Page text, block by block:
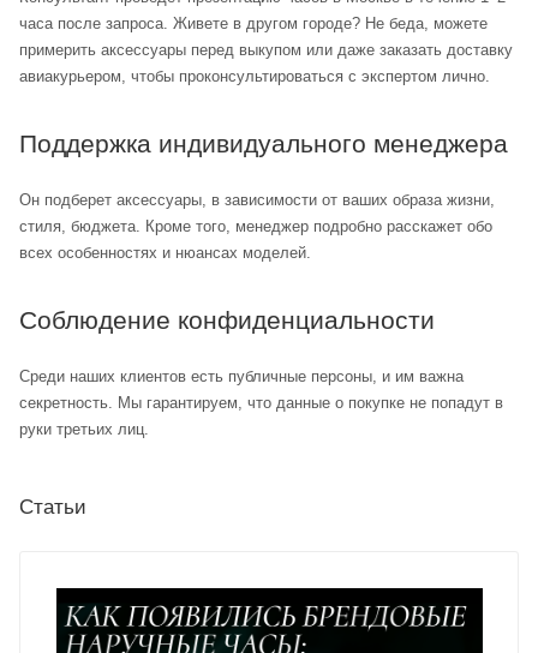
часа после запроса. Живете в другом городе? Не беда, можете
примерить аксессуары перед выкупом или даже заказать доставку
авиакурьером, чтобы проконсультироваться с экспертом лично.
Поддержка индивидуального менеджера
Он подберет аксессуары, в зависимости от ваших образа жизни,
стиля, бюджета. Кроме того, менеджер подробно расскажет обо
всех особенностях и нюансах моделей.
Соблюдение конфиденциальности
Среди наших клиентов есть публичные персоны, и им важна
секретность. Мы гарантируем, что данные о покупке не попадут в
руки третьих лиц.
Статьи